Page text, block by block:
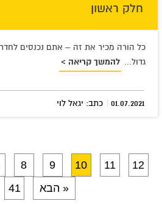
חלק ראשון
כל הורה מכיר את זה – אתם נכנסים
גדול... להמשך קריאה >
01.07.2021
| כתב: יגאל לוי
8 9 10 11
12
41 הבא »